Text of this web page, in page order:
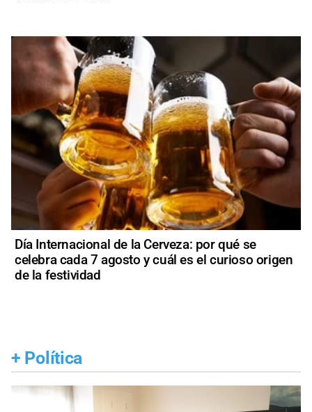
Día Internacional de la Cerveza: por qué se
celebra cada 7 agosto y cuál es el curioso origen
de la festividad
+ Política